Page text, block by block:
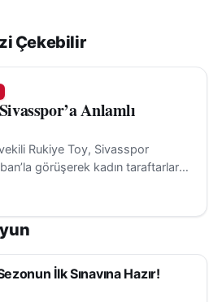
Çekebilir
Anlamlı
Rukiye Toy, Sivasspor
görüşerek kadın taraftarların
için loca desteği sağladı.
İlk Sınavına Hazır!